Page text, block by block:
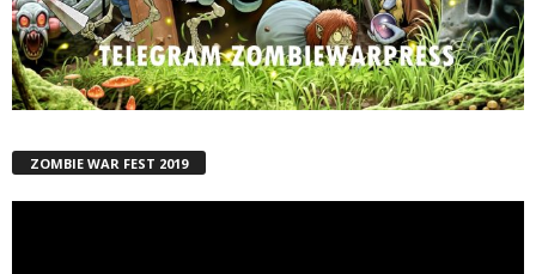
ZOMBIE WAR FEST 2019